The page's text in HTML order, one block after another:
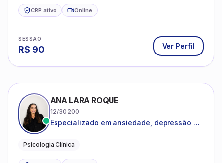
CRP ativo Online
R$90 Ver Perfil
Especializado em ansiedade, depressão e
desenvolvimento emocional
CRP ativo Online